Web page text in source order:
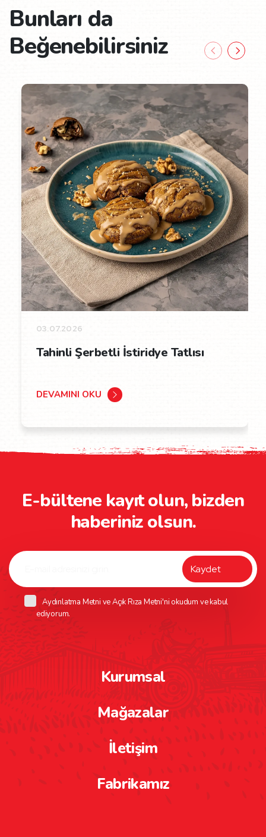
Bunları da
Beğenebilirsiniz
03.07.2026
Tahinli Şerbetli İstiridye Tatlısı
DEVAMINI OKU
E-bültene kayıt olun, bizden
haberiniz olsun.
Aydınlatma Metni veAçık Rıza Metni'ni okudum ve kabul
ediyorum.
Kurumsal
Mağazalar
İletişim
Fabrikamız